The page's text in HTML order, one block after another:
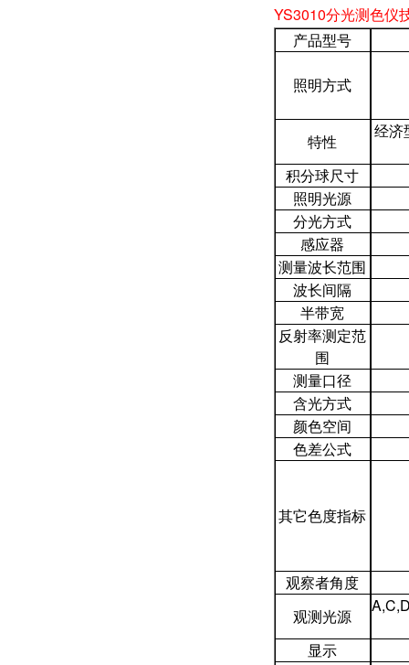
YS3010分光测色仪
产品型号
照明方式
特性
经济
积分球尺寸
照明光源
分光方式
感应器
测量波长范围
波长间隔
半带宽
反射率测定范
围
测量口径
含光方式
颜色空间
色差公式
其它色度指标
观察者角度
观测光源
显示